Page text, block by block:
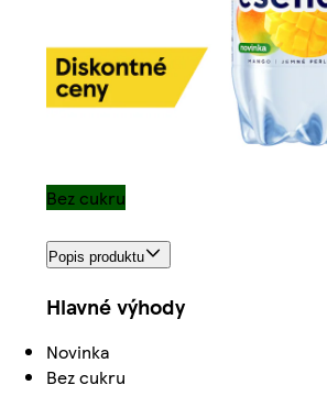
Bez cukru
Popis produktu
Hlavné výhody
Novinka
Bez cukru